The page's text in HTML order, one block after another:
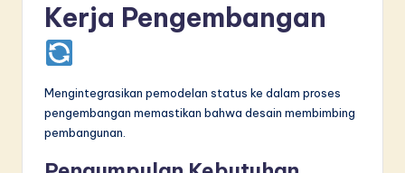
Kerja Pengembangan
Mengintegrasikan pemodelan status ke dalam proses
pengembangan memastikan bahwa desain membimbing
pembangunan.